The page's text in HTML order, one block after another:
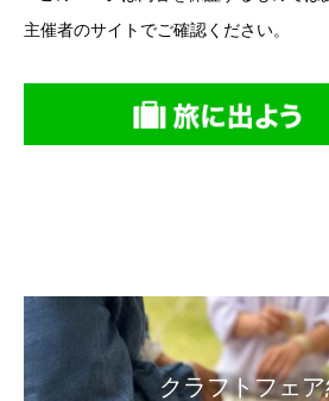
主催者のサイトでご確認ください。
クラフトフェ